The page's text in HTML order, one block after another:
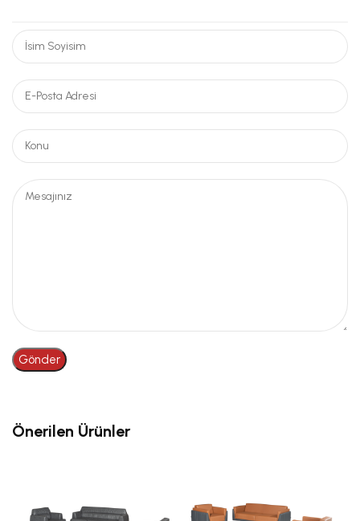
Önerilen Ürünler